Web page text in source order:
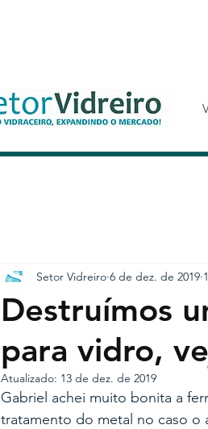
Destruímos
para vidro,
Setor Vidreiro 6 de dez. de 2019
Atualizado: 13 de dez. de 2019
Gabriel achei muito bonita a
tratamento do metal no caso o